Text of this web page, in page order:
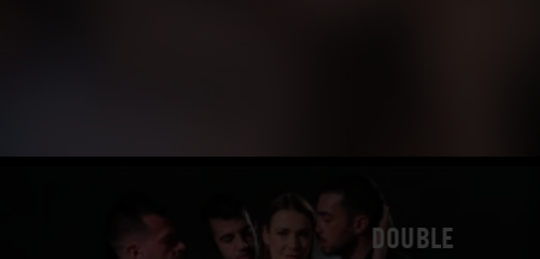
DOUBLE